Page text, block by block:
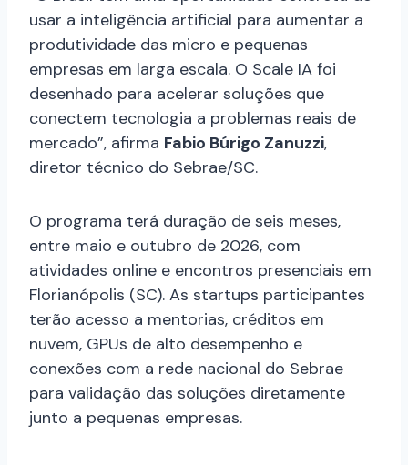
usar a inteligência artificial para aumentar a
produtividade das micro e pequenas
empresas em larga escala. O Scale IA foi
desenhado para acelerar soluções que
conectem tecnologia a problemas reais de
mercado”, afirma Fabio Búrigo Zanuzzi,
diretor técnico do Sebrae/SC.
O programa terá duração de seis meses,
entre maio e outubro de 2026, com
atividades online e encontros presenciais em
Florianópolis (SC). As startups participantes
terão acesso a mentorias, créditos em
nuvem, GPUs de alto desempenho e
conexões com a rede nacional do Sebrae
para validação das soluções diretamente
junto a pequenas empresas.